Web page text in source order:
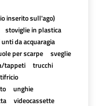
inserito sull'ago)
stoviglie in plastica
da acquaragia
per scarpe
sveglie
tappeti
trucchi
unghie
videocassette